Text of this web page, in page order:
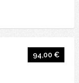
94,00 €